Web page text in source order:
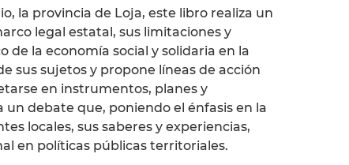
la provincia de Loja, este libro realiza un
legal estatal, sus limitaciones y
de la economía social y solidaria en la
sus sujetos y propone líneas de acción
en instrumentos, planes y
debate que, poniendo el énfasis en la
locales, sus saberes y experiencias,
en políticas públicas territoriales.